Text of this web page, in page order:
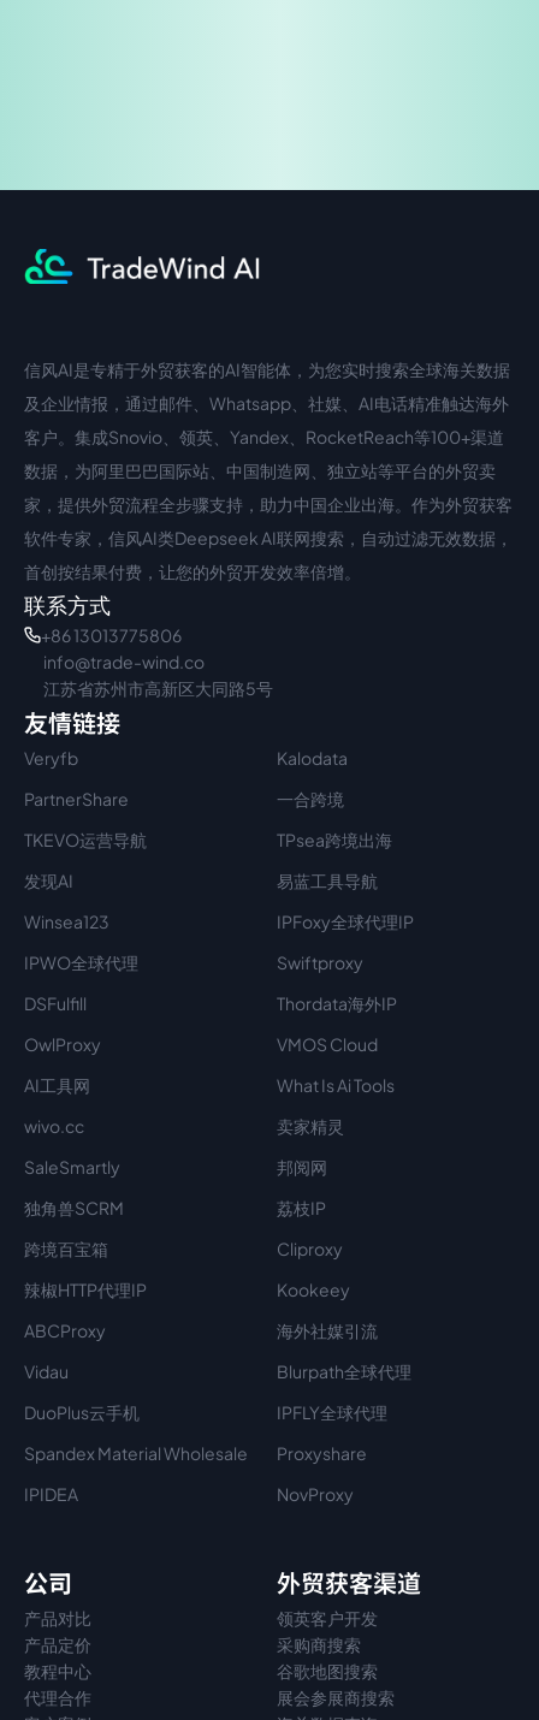
中文入口
信风AI是专精于外贸获客的AI智能体，为您实时搜索全球海关数据
及企业情报，通过邮件、Whatsapp、社媒、AI电话精准触达海外
客户。集成Snovio、领英、Yandex、RocketReach等100+渠道
数据，为阿里巴巴国际站、中国制造网、独立站等平台的外贸卖
家，提供外贸流程全步骤支持，助力中国企业出海。作为外贸获客
软件专家，信风AI类Deepseek AI联网搜索，自动过滤无效数据，
首创按结果付费，让您的外贸开发效率倍增。
联系方式
+86 13013775806
info@trade-wind.co
江苏省苏州市高新区大同路5号
友情链接
Veryfb
Kalodata
PartnerShare
一合跨境
TKEVO运营导航
TPsea跨境出海
发现AI
易蓝工具导航
Winsea123
IPFoxy全球代理IP
IPWO全球代理
Swiftproxy
DSFulfill
Thordata海外IP
OwlProxy
VMOS Cloud
AI工具网
What Is Ai Tools
wivo.cc
卖家精灵
SaleSmartly
邦阅网
独角兽SCRM
荔枝IP
跨境百宝箱
Cliproxy
辣椒HTTP代理IP
Kookeey
ABCProxy
海外社媒引流
Vidau
Blurpath全球代理
DuoPlus云手机
IPFLY全球代理
Spandex Material Wholesale​
Proxyshare
IPIDEA
NovProxy
公司
产品对比
产品定价
教程中心
代理合作
外贸获客渠道
领英客户开发
采购商搜索
谷歌地图搜索
展会参展商搜索